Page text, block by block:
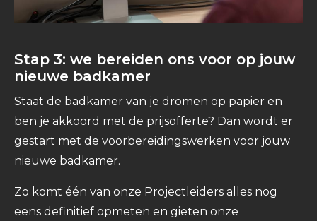
Stap 3: we bereiden ons voor op jouw
nieuwe badkamer
Staat de badkamer van je dromen op papier en
ben je akkoord met de prijsofferte? Dan wordt er
gestart met de voorbereidingswerken voor jouw
nieuwe badkamer.
Zo komt één van onze Projectleiders alles nog
eens definitief opmeten en gieten onze